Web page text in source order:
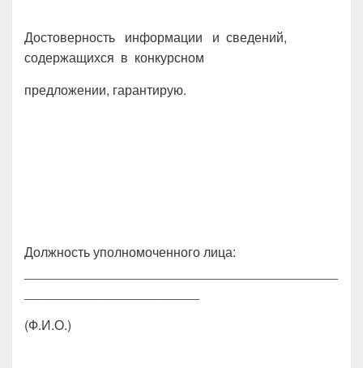
Достоверность информации и сведений,
содержащихся в конкурсном
предложении, гарантирую.
Должность уполномоченного лица:
(Ф.И.О.)